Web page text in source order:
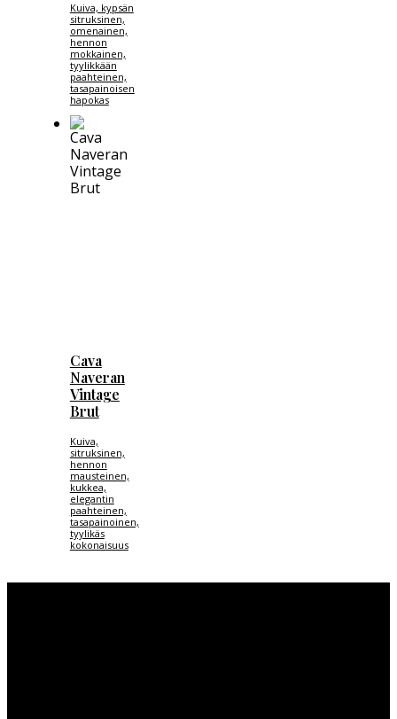
Kuiva, kypsän
sitruksinen,
omenainen,
hennon
mokkainen,
tyylikkään
paahteinen,
tasapainoisen
hapokas
Cava
Naveran
Vintage
Brut
Kuiva,
sitruksinen,
hennon
mausteinen,
kukkea,
elegantin
paahteinen,
tasapainoinen,
tyylikäs
kokonaisuus